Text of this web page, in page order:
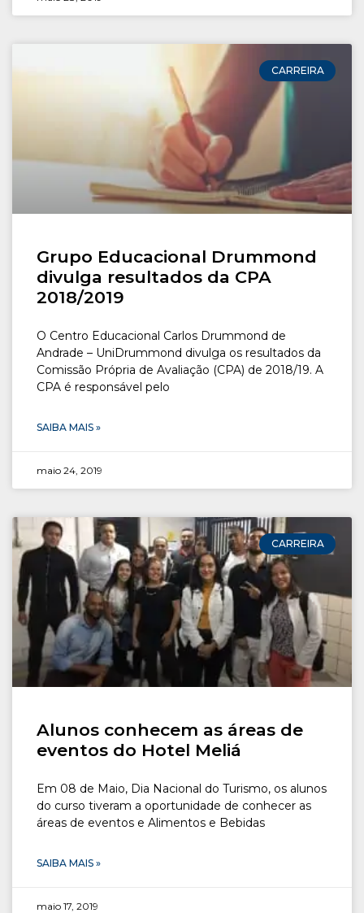
CARREIRA
Grupo Educacional Drummond
divulga resultados da CPA
2018/2019
O Centro Educacional Carlos Drummond de
Andrade – UniDrummond divulga os resultados da
Comissão Própria de Avaliação (CPA) de 2018/19. A
CPA é responsável pelo
SAIBA MAIS »
maio 24, 2019
CARREIRA
Alunos conhecem as áreas de
eventos do Hotel Meliá
Em 08 de Maio, Dia Nacional do Turismo, os alunos
do curso tiveram a oportunidade de conhecer as
áreas de eventos e Alimentos e Bebidas
SAIBA MAIS »
maio 17, 2019